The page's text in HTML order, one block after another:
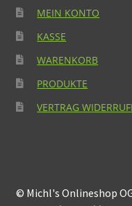
MEIN KONTO
KASSE
WARENKORB
PRODUKTE
VERTRAG
© Michl's Onlineshop